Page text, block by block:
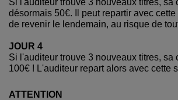
Si l'auditeur trouve 3 nouveaux titres, sa
désormais 50€. Il peut repartir avec
de revenir le lendemain, au risque de
JOUR 4
Si l'auditeur trouve 3 nouveaux titres, sa
100€ ! L'auditeur repart alors avec cette
ATTENTION